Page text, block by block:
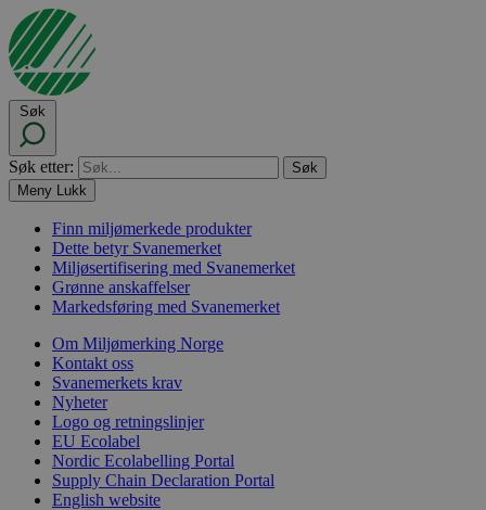
Søk
Søk etter:
Meny Lukk
Finn miljømerkede produkter
Dette betyr Svanemerket
Miljøsertifisering med Svanemerket
Grønne anskaffelser
Markedsføring med Svanemerket
Om Miljømerking Norge
Kontakt oss
Svanemerkets krav
Nyheter
Logo og retningslinjer
EU Ecolabel
Nordic Ecolabelling Portal
Supply Chain Declaration Portal
English website